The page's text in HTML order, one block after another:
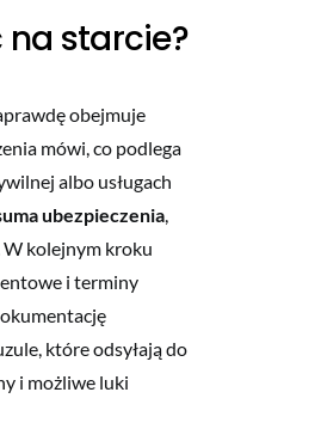
na starcie?
obejmuje
mówi, co podlega
albo usługach
ubezpieczenia,
kolejnym kroku
i terminy
które odsyłają do
i możliwe luki